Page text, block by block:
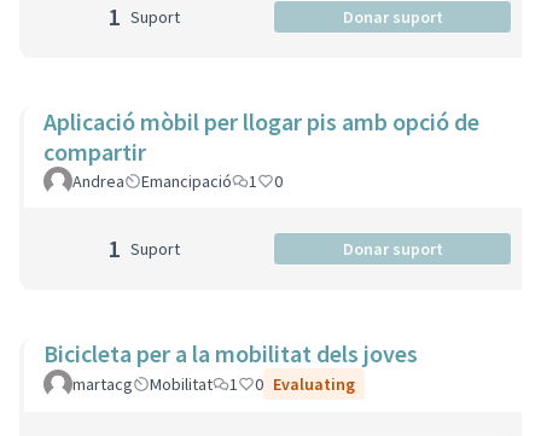
1 Suport Donar suport
Aplicació mòbil per llogar pis amb opció de
compartir
Andrea Emancipació 1 0
1 Suport Donar suport
Bicicleta per a la mobilitat dels joves
martacg Mobilitat 1 0 Evaluating